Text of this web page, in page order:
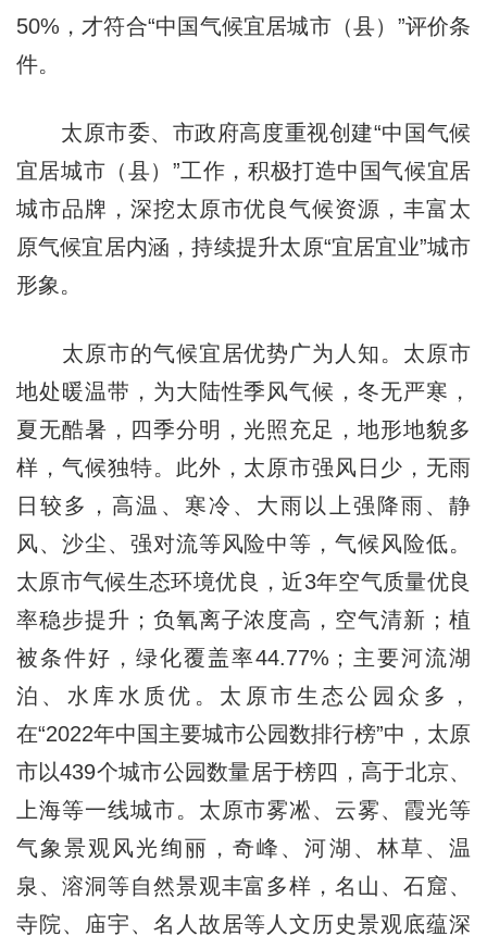
50%，才符合“中国气候宜居城市（县）”评价条
件。
太原市委、市政府高度重视创建“中国气候
宜居城市（县）”工作，积极打造中国气候宜居
城市品牌，深挖太原市优良气候资源，丰富太
原气候宜居内涵，持续提升太原“宜居宜业”城市
形象。
太原市的气候宜居优势广为人知。太原市
地处暖温带，为大陆性季风气候，冬无严寒，
夏无酷暑，四季分明，光照充足，地形地貌多
样，气候独特。此外，太原市强风日少，无雨
日较多，高温、寒冷、大雨以上强降雨、静
风、沙尘、强对流等风险中等，气候风险低。
太原市气候生态环境优良，近3年空气质量优良
率稳步提升；负氧离子浓度高，空气清新；植
被条件好，绿化覆盖率44.77%；主要河流湖
泊、水库水质优。太原市生态公园众多，
在“2022年中国主要城市公园数排行榜”中，太原
市以439个城市公园数量居于榜四，高于北京、
上海等一线城市。太原市雾凇、云雾、霞光等
气象景观风光绚丽，奇峰、河湖、林草、温
泉、溶洞等自然景观丰富多样，名山、石窟、
寺院、庙宇、名人故居等人文历史景观底蕴深